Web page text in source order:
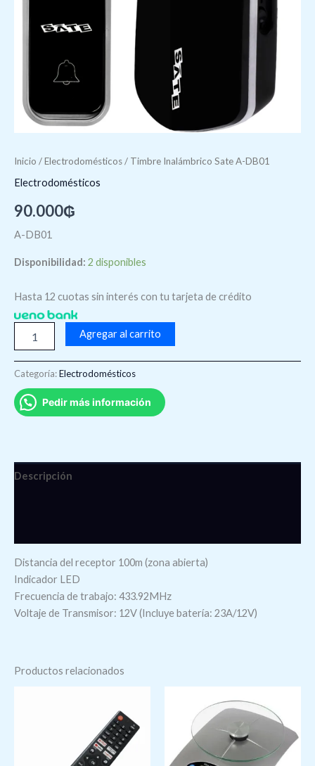
Inicio /Electrodomésticos/ Timbre Inalámbrico Sate A-DB01
Electrodomésticos
90.000₲
A-DB01
Disponibilidad: 2 disponibles
Hasta 12 cuotas sin interés con tu tarjeta de crédito
Agregar al carrito
Categoría:Electrodomésticos
Pedir más información
Descripción
Distancia del receptor 100m (zona abierta)
Indicador LED
Frecuencia de trabajo: 433.92MHz
Voltaje de Transmisor: 12V (Incluye batería: 23A/12V)
Productos relacionados